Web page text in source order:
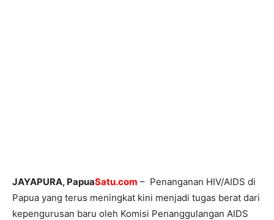
JAYAPURA, PapuaSatu.com – Penanganan HIV/AIDS di
Papua yang terus meningkat kini menjadi tugas berat dari
kepengurusan baru oleh Komisi Penanggulangan AIDS